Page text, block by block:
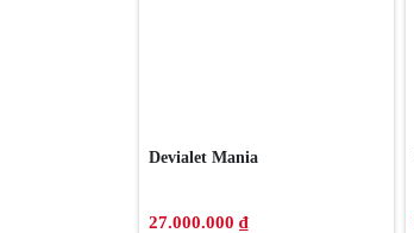
Devialet Mania
27.000.000 ₫